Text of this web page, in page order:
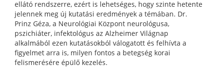
ellátó rendszerre, ezért is lehetséges, hogy szinte hetente
jelennek meg új kutatási eredmények a témában. Dr.
Prinz Géza, a Neurológiai Központ neurológusa,
pszichiáter, infektológus az Alzheimer Világnap
alkalmából ezen kutatásokból válogatott és felhívta a
figyelmet arra is, milyen fontos a betegség korai
felismerésére épülő kezelés.